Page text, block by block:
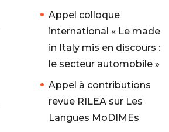
Appel colloque
international « Le made
in Italy mis en discours :
le secteur automobile »
Appel à contributions
revue RILEA sur Les
Langues MoDIMEs